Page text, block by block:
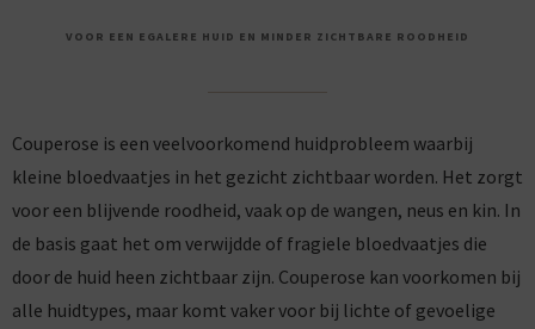
VOOR EEN EGALERE HUID EN MINDER ZICHTBARE ROODHEID
Couperose is een veelvoorkomend huidprobleem waarbij
kleine bloedvaatjes in het gezicht zichtbaar worden. Het zorgt
voor een blijvende roodheid, vaak op de wangen, neus en kin. In
de basis gaat het om verwijdde of fragiele bloedvaatjes die
door de huid heen zichtbaar zijn. Couperose kan voorkomen bij
alle huidtypes, maar komt vaker voor bij lichte of gevoelige